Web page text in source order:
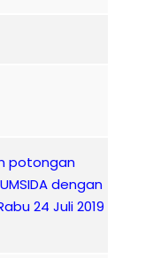
potongan
dengan
24 Juli 2019